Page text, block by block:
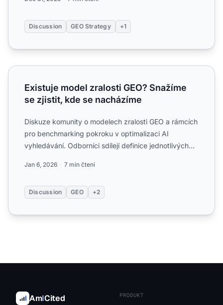
Discussion GEO Strategy +1
Existuje model zralosti GEO? Snažíme se zjistit, kde se
Existuje model zralosti GEO? Snažíme
se zjistit, kde se nacházíme
Diskuze komunity o modelech zralosti GEO a rámcích
pro benchmarking pokroku v optimalizaci AI
vyhledávání. Odborníci sdílejí definice jednotlivých
Jan 6, 2026 7 min čtení
Discussion GEO +2
AmICited PRODUKT